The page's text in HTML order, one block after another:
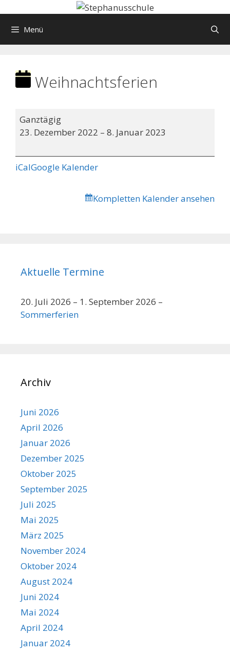
Inhalt Menü
Weihnachtsferien
Weihnachtsferien
Ganztägig
23. Dezember 2022 – 8. Januar 2023
iCalGoogle Kalender
Kompletten Kalender ansehen
Aktuelle Termine
20. Juli 2026 – 1. September 2026 –
Sommerferien
Archiv
Juni 2026
April 2026
Januar 2026
Dezember 2025
Oktober 2025
September 2025
Juli 2025
Mai 2025
März 2025
November 2024
Oktober 2024
August 2024
Juni 2024
Mai 2024
April 2024
Januar 2024